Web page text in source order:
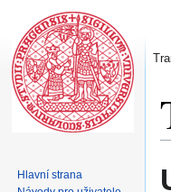
Hlavní strana